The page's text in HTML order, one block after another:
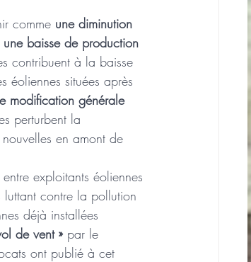
comme une diminution
une baisse de production
contribuent à la baisse
éoliennes situées après
modification générale
perturbent la
en amont de
exploitants éoliennes
luttant contre la pollution
déjà installées
de vent » par le
ont publié à cet